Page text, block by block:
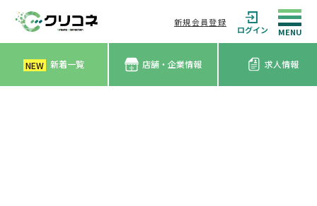
新規会員登録
ログイン
NEW 新着一覧 店舗・企業情報 求人情報